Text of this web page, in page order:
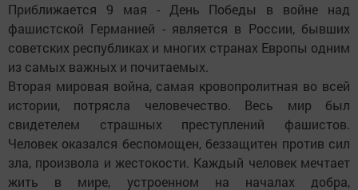
Приближается 9 мая - День Победы в войне над
фашистской Германией - является в России, бывших
советских республиках и многих странах Европы одним
из самых важных и почитаемых.
Вторая мировая война, самая кровопролитная во всей
истории, потрясла человечество. Весь мир был
свидетелем страшных преступлений фашистов.
Человек оказался беспомощен, беззащитен против сил
зла, произвола и жестокости. Каждый человек мечтает
жить в мире, устроенном на началах добра,